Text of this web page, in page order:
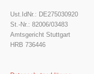
Ust.IdNr.: DE275030920
St.-Nr.: 82006/03483
Amtsgericht Stuttgart
HRB 736446